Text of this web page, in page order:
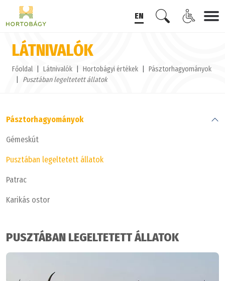
EN
LÁTNIVALÓK
Főoldal Látnivalók Hortobágyi értékek
Pásztorhagyományok
Pusztában legeltetett állatok
Pásztorhagyományok
Gémeskút
Pusztában legeltetett állatok
Patrac
Karikás ostor
PUSZTÁBAN LEGELTETETT ÁLLATOK